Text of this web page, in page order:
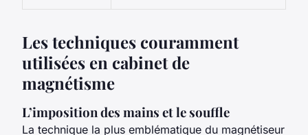
Les techniques couramment
utilisées en cabinet de
magnétisme
L’imposition des mains et le souffle
La technique la plus emblématique du magnétiseur